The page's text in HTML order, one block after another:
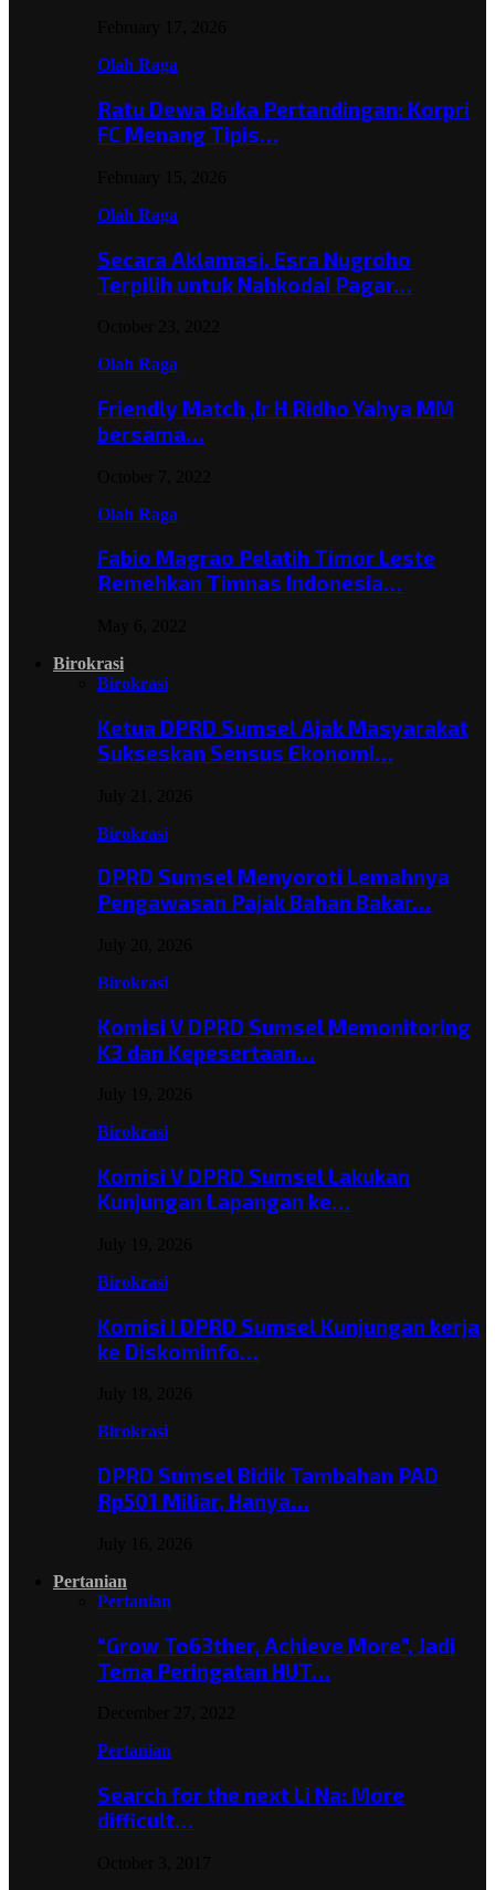
Olah Raga
Ratu Dewa Buka Pertandingan: Korpri
FC Menang Tipis…
Olah Raga
Secara Aklamasi, Esra Nugroho
Terpilih untuk Nahkodai Pagar…
Olah Raga
Friendly Match ,Ir H Ridho Yahya MM
bersama…
Olah Raga
Fabio Magrao Pelatih Timor Leste
Remehkan Timnas Indonesia…
Birokrasi
Birokrasi
Ketua DPRD Sumsel Ajak Masyarakat
Sukseskan Sensus Ekonomi…
Birokrasi
DPRD Sumsel Menyoroti Lemahnya
Pengawasan Pajak Bahan Bakar…
Birokrasi
Komisi V DPRD Sumsel Memonitoring
K3 dan Kepesertaan…
Birokrasi
Komisi V DPRD Sumsel Lakukan
Kunjungan Lapangan ke…
Birokrasi
Komisi I DPRD Sumsel Kunjungan kerja
ke Diskominfo…
Birokrasi
DPRD Sumsel Bidik Tambahan PAD
Rp501 Miliar, Hanya…
Pertanian
Pertanian
“Grow To63ther, Achieve More”, Jadi
Tema Peringatan HUT…
Pertanian
Search for the next Li Na: More
difficult…